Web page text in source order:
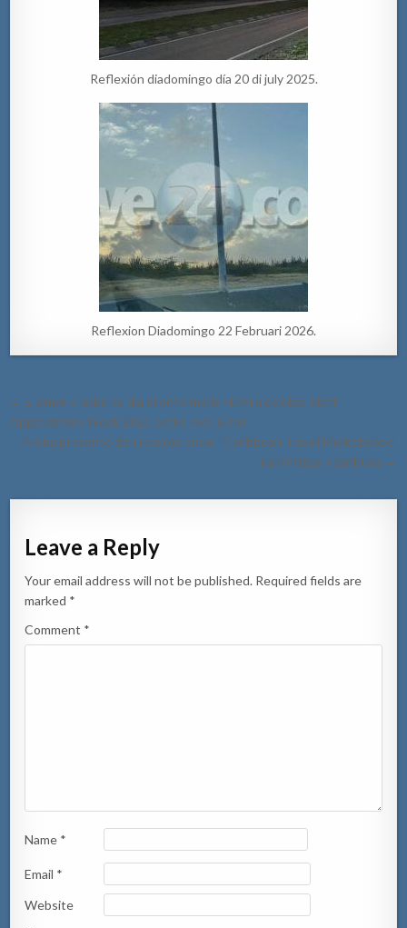
Reflexión diadomingo día 20 di july 2025.
Reflexion Diadomingo 22 Februari 2026.
Post
navigation
← E siman a habri cu dia di enfermeria HOH a celebra Staff
Appreciation Week 2025 estilo rock & roll
Aruba presente den reunion anual “Caribbean Travel Marketplace”
na Antigua y Barbuda →
Leave a Reply
Your email address will not be published. Required fields are
marked *
Comment *
Name *
Email *
Website